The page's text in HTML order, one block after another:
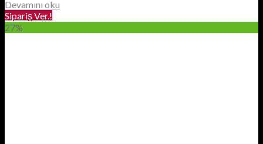
Devamını oku
Sipariş Ver.!
27%